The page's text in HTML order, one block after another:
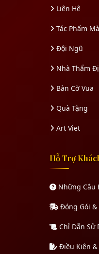
Liên Hệ
Tác Phẩm
Đội Ngũ
Nhà Thẩm
Bàn Cờ Vua
Quà Tặng
Art Viet
Hỗ Trợ
Những Câu
Đóng Gói &
Chỉ Dẫn Sử
Điều Kiện &